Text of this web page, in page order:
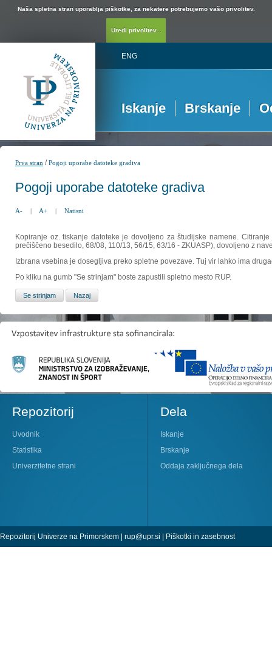
Naša spletna stran uporablja piškotke, za nekatere potrebujemo vašo privolitev.
Uredi privolitev...
ENG
Iskanje Brskanje
Prva stran /Pogoji uporabe datoteke gradiva
Pogoji uporabe datoteke gradiva
A- | A+ | Natisni
Kopiranje oz. tiskanje datoteke je dovoljeno za študijske namene.
prečiščeno besedilo, 68/08, 110/13, 56/15, 63/16 - ZKUASP), dovoljeno z
Izbrana vsebina je dosegljiva preko spletne povezave. Tuj vir lahko ima
Po kliku na gumb "Se strinjam" boste zapustili spletno mesto RUP.
Repozitorij
Uvodnik
Statistika
Univerzitetne strani
Dela
Iskanje
Brskanje
Oddaja zaključnega dela
Repozitorij Univerze na Primorskem | rup@upr.si | Piškotki in zasebnost